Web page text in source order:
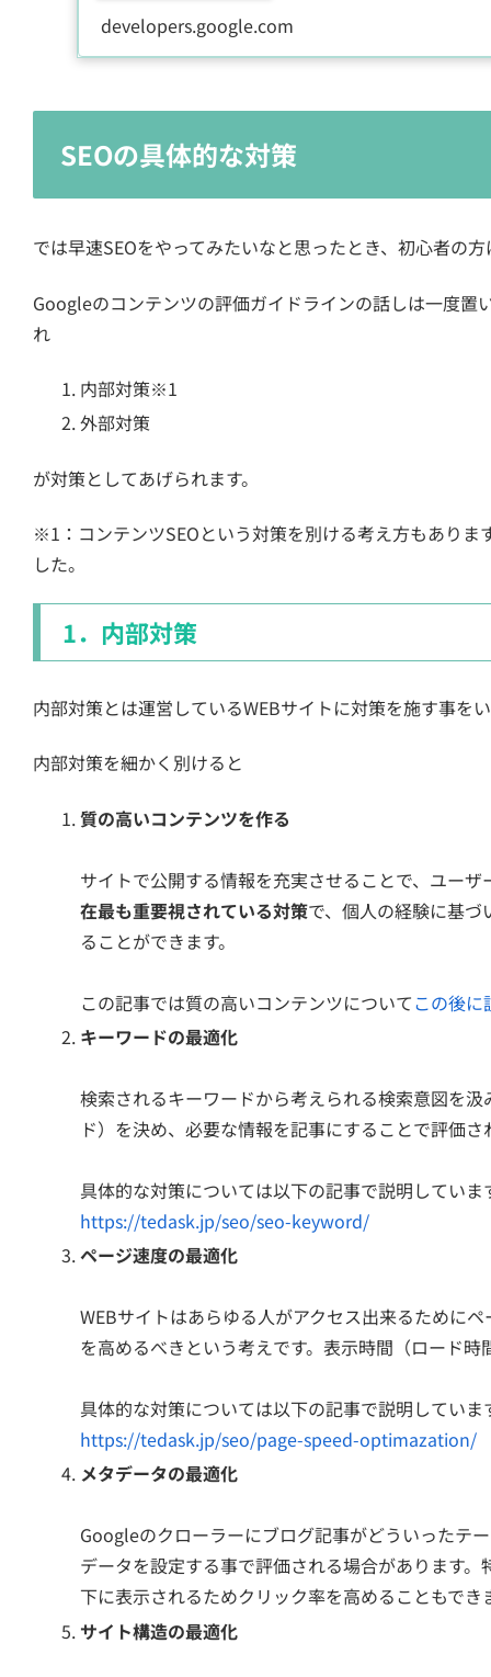
developers.google.com
SEOの具体的な対策
では早速SEOをやってみたいなと思ったとき、初心者の
Googleのコンテンツの評価ガイドラインの話しは一度
れ
内部対策※1
外部対策
が対策としてあげられます。
※1：コンテンツSEOという対策を別ける考え方もあり
した。
1．内部対策
内部対策とは運営しているWEBサイトに対策を施す事を
内部対策を細かく別けると
質の高いコンテンツを作る
サイトで公開する情報を充実させることで、ユー
在最も重要視されている対策で、個人の経験に基
ることができます。
この記事では質の高いコンテンツについてこの後に
キーワードの最適化
検索されるキーワードから考えられる検索意図を
ド）を決め、必要な情報を記事にすることで評価さ
具体的な対策については以下の記事で説明していま
https://tedask.jp/seo/seo-keyword/
ページ速度の最適化
WEBサイトはあらゆる人がアクセス出来るために
を高めるべきという考えです。表示時間（ロード
具体的な対策については以下の記事で説明していま
https://tedask.jp/seo/page-speed-optimazation/
メタデータの最適化
Googleのクローラーにブログ記事がどういったテ
データを設定する事で評価される場合があります
下に表示されるためクリック率を高めることもでき
サイト構造の最適化